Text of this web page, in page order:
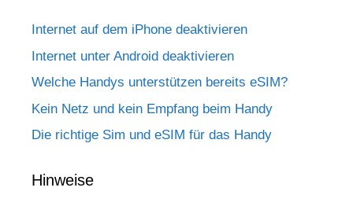
Internet auf dem iPhone deaktivieren
Internet unter Android deaktivieren
Welche Handys unterstützen bereits eSIM?
Kein Netz und kein Empfang beim Handy
Die richtige Sim und eSIM für das Handy
Hinweise